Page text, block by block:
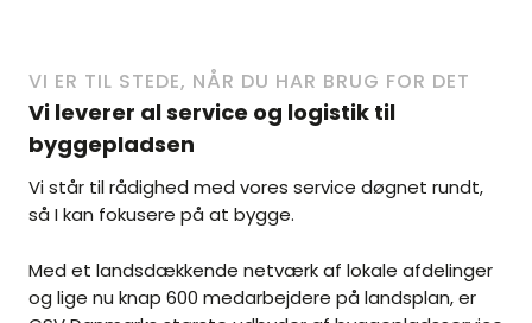
VI ER TIL STEDE, NÅR DU HAR BRUG FOR DET
Vi leverer al service og logistik til
byggepladsen
Vi står til rådighed med vores service døgnet rundt,
så I kan fokusere på at bygge.
Med et landsdækkende netværk af lokale afdelinger
og lige nu knap 600 medarbejdere på landsplan, er